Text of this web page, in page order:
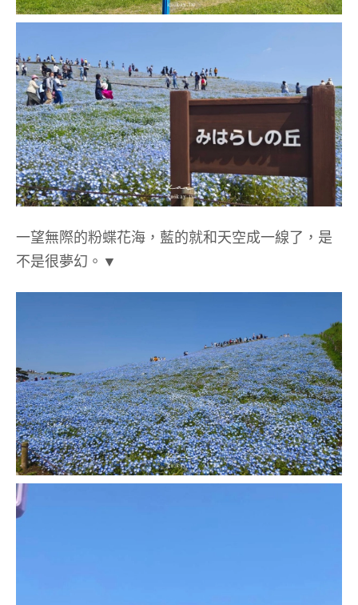
一望無際的粉蝶花海，藍的就和天空成一線了，是
不是很夢幻。▼